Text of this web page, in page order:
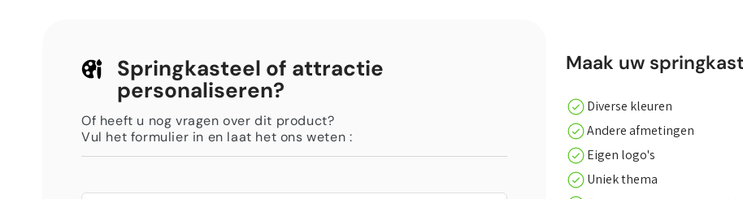
Springkasteel of attractie
personaliseren?
Of heeft u nog vragen over dit product?
Vul het formulier in en laat het ons weten :
Maak uw
Diverse kleuren
Andere afmetingen
Eigen logo's
Uniek thema